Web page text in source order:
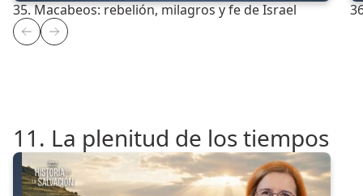
35. Macabeos: rebelión, milagros y fe de Israel
11. La plenitud de los tiempos